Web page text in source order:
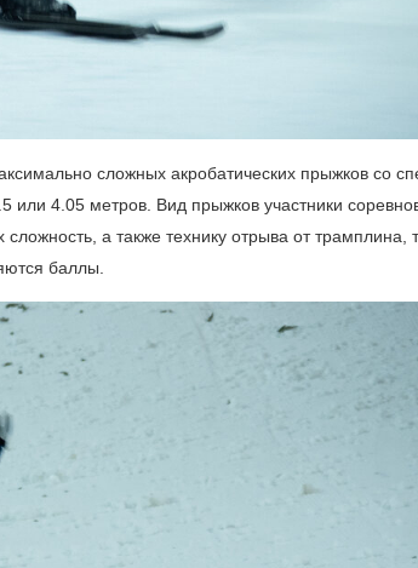
сложных акробатических прыжков со
4.05 метров. Вид прыжков участники
а также технику отрыва от трамплина,
баллы.